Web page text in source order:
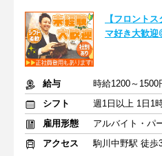
【フロント
マ好き大歓
給与
時給1200～
シフト
雇用形態
アルバイト・パ
アクセス
駒川中野駅 徒歩